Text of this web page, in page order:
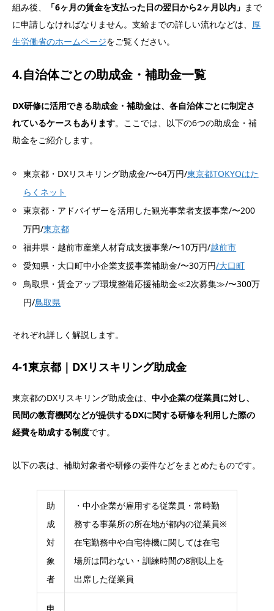
組み後、
「6ヶ月の賃金を支払った日の翌日から2ヶ月以内」 まで
に申請しなければなりません。支給までの詳しい流れなどは、 厚
生労働省のホームページをご覧ください。
4.自治体ごとの助成金・補助金一覧
DX研修に活用できる助成金・補助金は、各自治体ごとに制定さ
れているケースもあります。ここでは、以下の6つの助成金・補
助金をご紹介します。
東京都・DXリスキリング助成金/〜64万円/東京都TOKYOはた
らくネット
東京都・アドバイザーを活用した観光事業者支援事業/〜200
万円/東京都
福井県・越前市産業人材育成支援事業/〜10万円/越前市
愛知県・大口町中小企業支援事業補助金/〜30万円/大口町
鳥取県・賃金アップ環境整備応援補助金≪2次募集≫/〜300万
円/鳥取県
それぞれ詳しく解説します。
4-1東京都｜DXリスキリング助成金
東京都のDXリスキリング助成金は、 中小企業の従業員に対し、
民間の教育機関などが提供するDXに関する研修を利用した際の
経費を助成する制度です。
以下の表は、補助対象者や研修の要件などをまとめたものです。
助
成
対
象
者
・中小企業が雇用する従業員・常時勤
務する事業所の所在地が都内の従業員※
在宅勤務中や自宅待機に関しては在宅
場所は問わない・訓練時間の8割以上を
出席した従業員
申